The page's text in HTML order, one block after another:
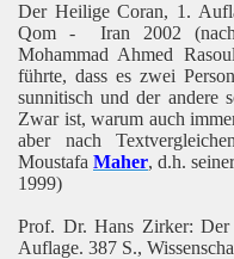
Der Heilige Coran, 1.
Qom - Iran 2002 (nach
Mohammad Ahmed
führte, dass es zwei
sunnitisch und der andere
Zwar ist, warum auch
aber nach
Moustafa Maher, d.h.
1999)
Prof. Dr. Hans Zirker: Der
Auflage. 387 S.,